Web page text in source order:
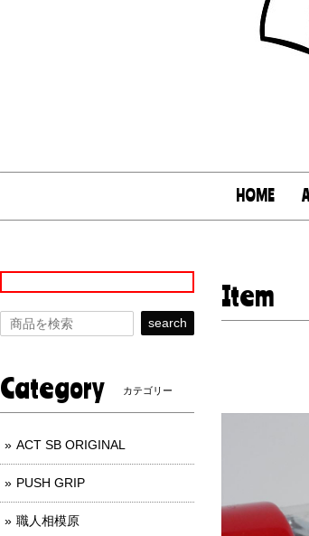
HOME
Item
search
Category カテゴリー
ACT SB ORIGINAL
PUSH GRIP
職人相模原